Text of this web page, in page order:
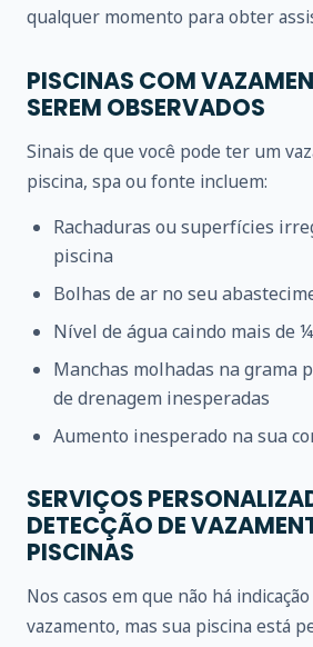
qualquer momento para obter
PISCINAS COM
SEREM OBSERVADOS
Sinais de que você pode ter um
piscina, spa ou fonte incluem:
Rachaduras ou superfícies
piscina
Bolhas de ar no seu
Nível de água caindo mais de
Manchas molhadas na grama
de drenagem inesperadas
Aumento inesperado na sua
SERVIÇOS
DETECÇÃO DE
PISCINAS
Nos casos em que não há
vazamento, mas sua piscina está